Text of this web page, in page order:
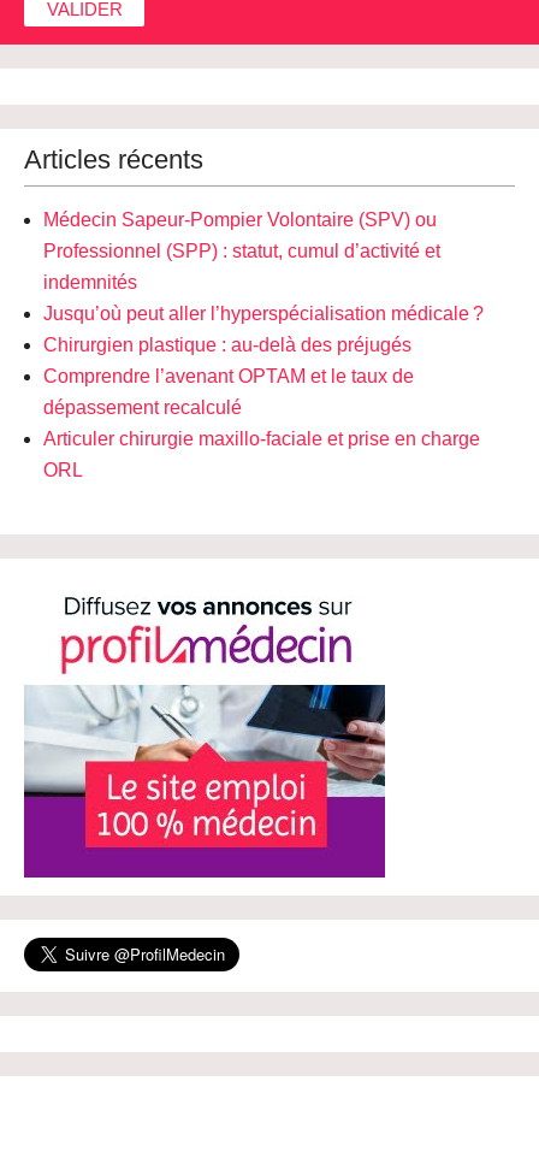
Articles récents
Médecin Sapeur-Pompier Volontaire (SPV) ou
Professionnel (SPP) : statut, cumul d’activité et
indemnités
Jusqu’où peut aller l’hyperspécialisation médicale ?
Chirurgien plastique : au-delà des préjugés
Comprendre l’avenant OPTAM et le taux de
dépassement recalculé
Articuler chirurgie maxillo-faciale et prise en charge
ORL